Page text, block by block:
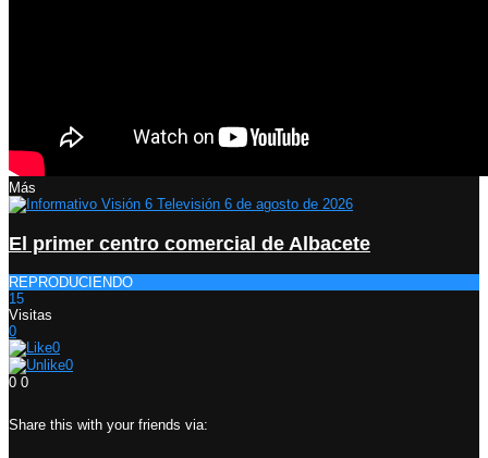
Más
El primer centro comercial de Albacete
REPRODUCIENDO
15
Visitas
0
0
0
0 0
Share this with your friends via: